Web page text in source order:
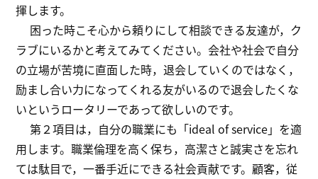
揮します。
困った時こそ心から頼りにして相談できる友達が，ク
ラブにいるかと考えてみてください。会社や社会で自分
の立場が苦境に直面した時，退会していくのではなく，
励まし合い力になってくれる友がいるので退会したくな
いというロータリーであって欲しいのです。
第２項目は，自分の職業にも「ideal of service」を適
用します。職業倫理を高く保ち，高潔さと誠実さを忘れ
ては駄目で，一番手近にできる社会貢献です。顧客，従